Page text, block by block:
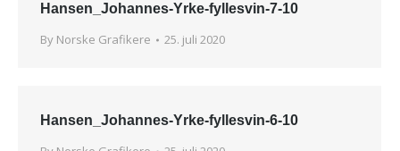
Hansen_Johannes-Yrke-fyllesvin-7-10
By Norske Grafikere 25. juli 2020
Hansen_Johannes-Yrke-fyllesvin-6-10